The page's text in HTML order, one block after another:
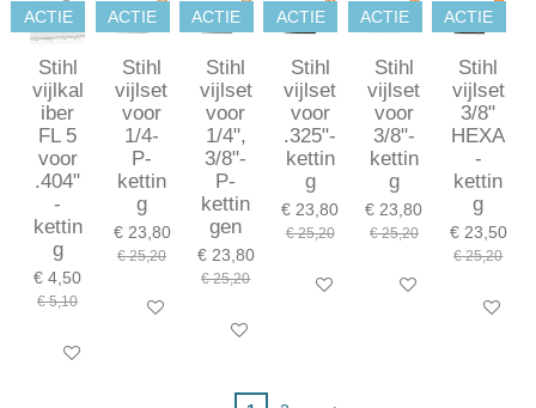
ACTIE
Stihl
vijlkal
iber
FL 5
voor
.404"
-
kettin
g
€ 4,50
€ 5,10
In winkelwagen
ACTIE
Stihl
vijlset
voor
1/4-
P-
kettin
g
€ 23,80
€ 25,20
In winkelwagen
ACTIE
Stihl
vijlset
voor
1/4",
3/8"-
P-
kettin
gen
€ 23,80
€ 25,20
In winkelwagen
ACTIE
Stihl
vijlset
voor
.325"-
kettin
g
€ 23,80
€ 25,20
In winkelwagen
ACTIE
Stihl
vijlset
voor
3/8"-
kettin
g
€ 23,80
€ 25,20
In winkelwagen
ACTIE
Stihl
vijlset
3/8"
HEXA
-
kettin
g
€ 23,50
€ 25,20
In